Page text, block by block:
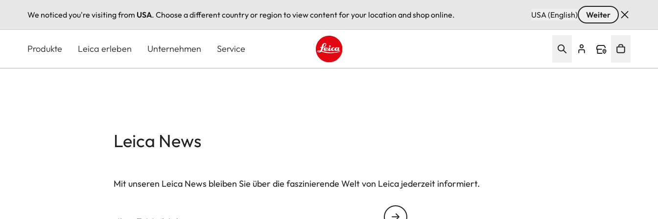
We noticed you're visiting from USA. Choose a different country or region to view content for your location and shop online. USA (English) Weiter
Produkte Leica erleben Unternehmen Service
Leica logo - Home
Leica News
Mit unseren Leica News bleiben Sie über die faszinierende Welt von Leica jederzeit informiert.